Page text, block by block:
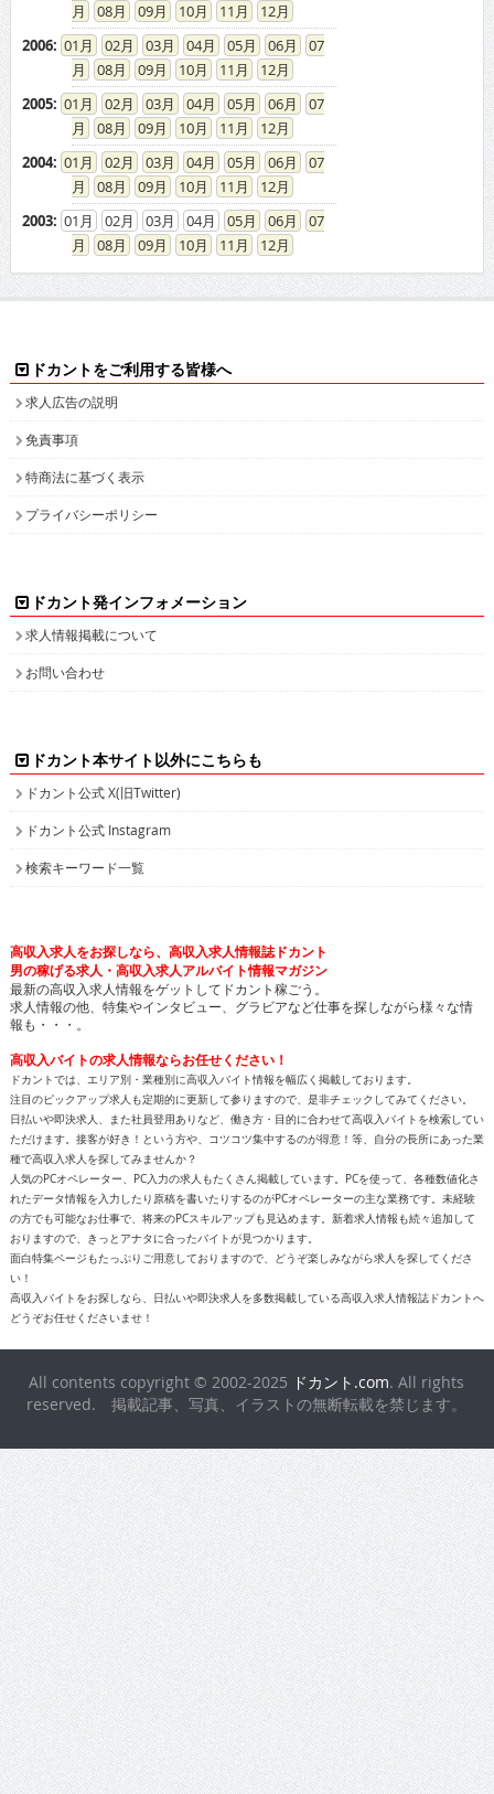
08
09 10 11
12
2006: 01 02 03 04 05 06
07
08
09 10 11
12
2005: 01 02 03 04 05 06
07
08
09 10 11
12
2004: 01 02 03 04 05 06
07
08
09 10 11
12
2003: 01 02 03 04 05 06
07
08
09 10 11 12
ドカントをご利用する皆様へ
求人広告の説明
免責事項
特商法に基づく表示
プライバシーポリシー
ドカント発インフォメーション
求人情報掲載について
お問い合わせ
ドカント本サイト以外にこちらも
ドカント公式 X(旧Twitter)
ドカント公式 Instagram
検索キーワード一覧
高収入求人をお探しなら、高収入求人情報誌ドカント
男の稼げる求人・高収入求人アルバイト情報マガジン
最新の高収入求人情報をゲットしてドカント稼ごう。
求人情報の他、特集やインタビュー、グラビアなど仕事を探しながら様々な情
報も・・・。
高収入バイトの求人情報ならお任せください！
ドカントでは、エリア別・業種別に高収入バイト情報を幅広く掲載しております。
注目のピックアップ求人も定期的に更新して参りますので、是非チェックしてみてください。
日払いや即決求人、また社員登用ありなど、働き方・目的に合わせて高収入バイトを検索してい
ただけます。接客が好き！という方や、コツコツ集中するのが得意！等、自分の長所にあった業
種で高収入求人を探してみませんか？
人気のPCオペレーター、PC入力の求人もたくさん掲載しています。PCを使って、各種数値化さ
れたデータ情報を入力したり原稿を書いたりするのがPCオペレーターの主な業務です。未経験
の方でも可能なお仕事で、将来のPCスキルアップも見込めます。新着求人情報も続々追加して
おりますので、きっとアナタに合ったバイトが見つかります。
面白特集ページもたっぷりご用意しておりますので、どうぞ楽しみながら求人を探してくださ
い！
高収入バイトをお探しなら、日払いや即決求人を多数掲載している高収入求人情報誌ドカントへ
どうぞお任せくださいませ！
All contents copyright © 2002-2025 ドカント.com. All rights
reserved. 掲載記事、写真、イラストの無断転載を禁じます。